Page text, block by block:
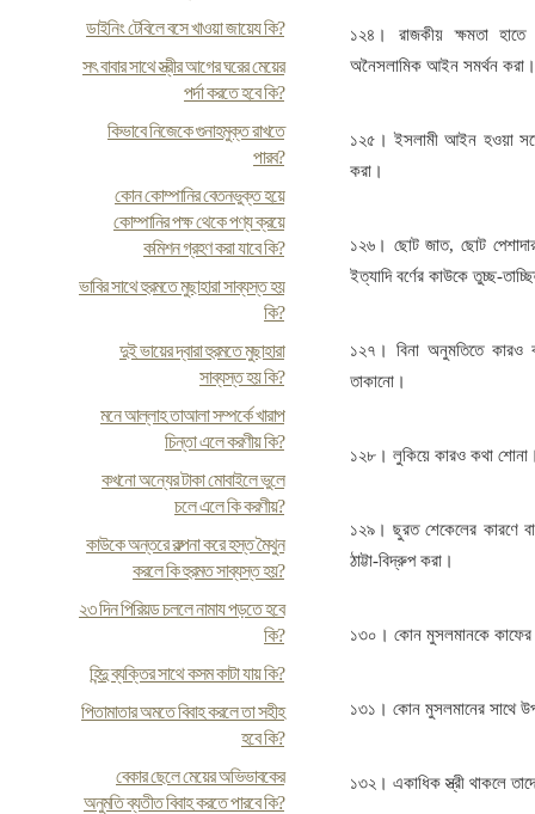
ডাইনিং টেবিলে বসে খাওয়া জায়েয কি?
সৎ বাবার সাথে স্ত্রীর আগের ঘরের মেয়ের
পর্দা করতে হবে কি?
কিভাবে নিজেকে গুনাহমুক্ত রাখতে
পারব?
কোন কোম্পানির বেতনভুক্ত হয়ে
কোম্পানির পক্ষ থেকে পণ্য ক্রয়ে
কমিশন গ্রহণ করা যাবে কি?
ভাবির সাথে হুরমতে মুছাহারা সাব্যস্ত হয়
কি?
দুই ভায়ের দ্বারা হুরমতে মুছাহারা
সাব্যস্ত হয় কি?
মনে আল্লাহ তাআলা সম্পর্কে খারাপ
চিন্তা এলে করণীয় কি?
কখনো অন্যের টাকা মোবাইলে ভুলে
চলে এলে কি করণীয়?
কাউকে অন্তরে কল্পনা করে হস্ত মৈথুন
করলে কি হুরমত সাব্যস্ত হয়?
২৩ দিন পিরিয়ড চললে নামায পড়তে হবে
কি?
হিন্দু ব্যক্তির সাথে কসম কাটা যায় কি?
পিতামাতার অমতে বিবাহ করলে তা সহীহ
হবে কি?
বেকার ছেলে মেয়ের অভিভাবকের
অনুমতি ব্যতীত বিবাহ করতে পারবে কি?
১২৪। রাজকীয় ক্ষমতা
অনৈসলামিক আইন সমর্থন করা।
১২৫। ইসলামী আইন হওয়া
করা।
১২৬। ছোট জাত, ছোট পেশাদার
ইত্যাদি বর্ণের কাউকে তুচ্ছ-
১২৭। বিনা অনুমতিতে কারও
তাকানো।
১২৮। লুকিয়ে কারও কথা
১২৯। ছুরত শেকেলের কারণে
ঠাট্টা-বিদ্রুপ করা।
১৩০। কোন মুসলমানকে কাফের
১৩১। কোন মুসলমানের সাথে
১৩২। একাধিক স্ত্রী থাকলে